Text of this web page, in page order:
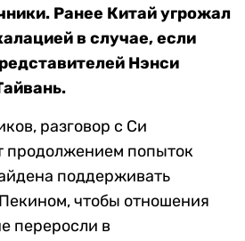
Ранее Китай угрожал
в случае, если
Нэнси
разговор с Си
продолжением попыток
поддерживать
чтобы отношения
переросли в